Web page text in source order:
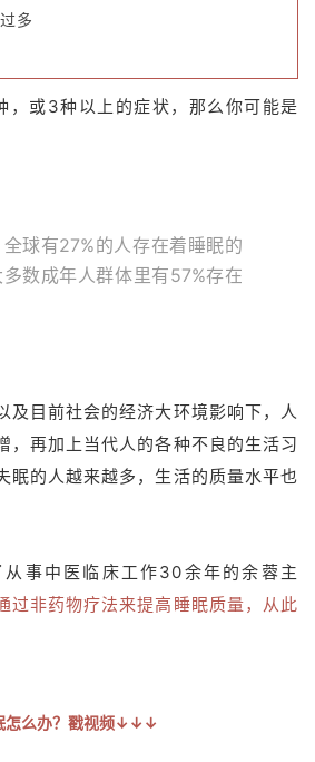
多
，或3种以上的症状， 那么你可能是
球有27%的人存在着睡眠的
数成年人群体里有57%存在
及目前社会的经济大环境影响下，人
，再加上当代人的各种不良的生活习
眠的人越来越多，生活的质量水平也
事中医临床工作30余年的余蓉主
过非药物疗法来提高睡眠质量，从此
怎么办？戳视频↓↓↓